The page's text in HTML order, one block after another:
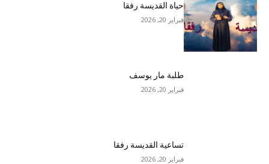
حياة القديسة رفقا
فبراير 20, 2026
طلبة مار يوسف
فبراير 20, 2026
تساعية القديسة رفقا
فبراير 20, 2026